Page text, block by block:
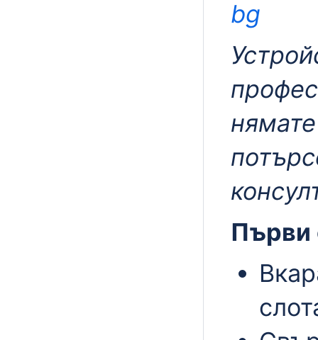
bg
Първи